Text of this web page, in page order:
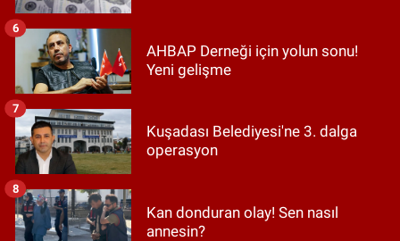
AHBAP Derneği için yolun sonu!
Yeni gelişme
6
Kuşadası Belediyesi'ne 3. dalga
operasyon
7
Kan donduran olay! Sen nasıl
annesin?
8